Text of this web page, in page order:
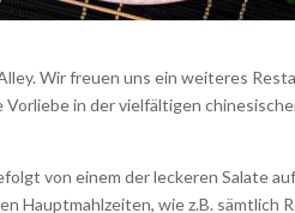
Wir freuen uns ein weiteres
Vorliebe in der vielfältigen
von einem der leckeren Salate
Hauptmahlzeiten, wie z.B. sämtlich